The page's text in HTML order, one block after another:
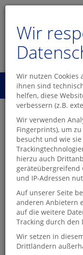
Wir
Wir nutzen Cookies
ihnen sind
helfen, diese
verbessern (z.B.
Wir verwenden
Fingerprints), um
besucht und wie
hierzu auch
geräteübergreifend
und IP-Adressen
Auf unserer Seite
anderen Anbietern
auf die weitere
Tracking durch den
Wir setzen in
Drittländern
Menü
Ihre
und
Unser Sortiment für
Romane, Krimis,
Hörbücher und kleine
Digitale Literatur zum